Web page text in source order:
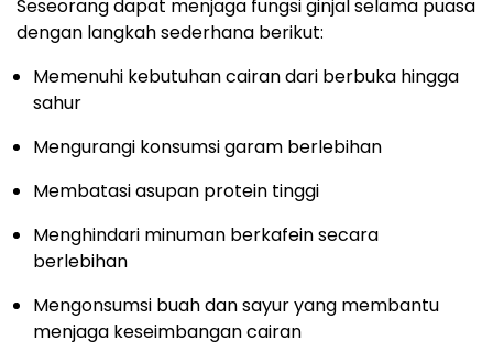
Seseorang dapat menjaga fungsi ginjal selama puasa
dengan langkah sederhana berikut:
Memenuhi kebutuhan cairan dari berbuka hingga
sahur
Mengurangi konsumsi garam berlebihan
Membatasi asupan protein tinggi
Menghindari minuman berkafein secara
berlebihan
Mengonsumsi buah dan sayur yang membantu
menjaga keseimbangan cairan